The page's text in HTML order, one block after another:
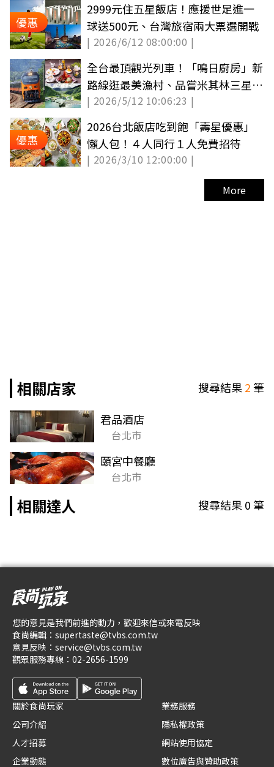
優惠
2999元住五星飯店！應援世足進一
球送500元、台灣旅宿兩大票選開戰
| 2026/6/12 08:00:00 |
全台最頂觀光列車！「鳴日廚房」新
路線逛最美漁村、品嘗米其林三星頤
宮手藝
| 2026/5/12 10:06:23 |
優惠
2026台北飯店吃到飽「壽星優惠」
懶人包！４人同行１人免費招待
| 2026/3/10 12:00:00 |
More
相關店家 搜尋結果2筆
君品酒店
台北市
頤宮中餐廳
台北市
相關達人 搜尋結果0筆
您的意見是我們前進的動力，歡迎來信或來電反映
食尚編輯： supertaste@tvbs.com.tw
意見反映： service@tvbs.com.tw
觀眾服務專線： 02-2656-1599
關於食尚玩家
公司介紹
人才招募
企業動態
業務服務
隱私權政策
網站使用協定
數位廣告與贊助政策